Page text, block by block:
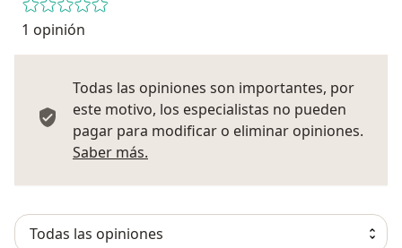
1 opinión
Todas las opiniones son importantes, por
este motivo, los especialistas no pueden
pagar para modificar o eliminar opiniones.
Saber más.